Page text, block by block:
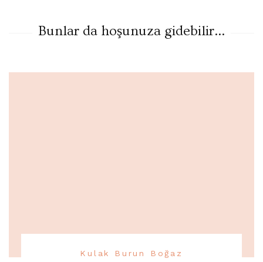
Bunlar da hoşunuza gidebilir...
Kulak Burun Boğaz